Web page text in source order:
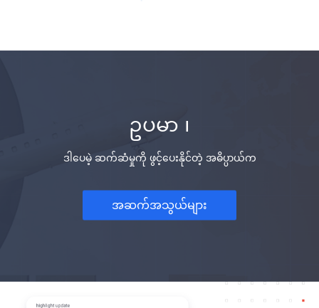
ဥပမာ ၊
ဒါပေမဲ့ ဆက်ဆံမှုကို ဖွင့်ပေးနိုင်တဲ့ အဓိပ္ပာယ်က
အဆက်အသွယ်များ